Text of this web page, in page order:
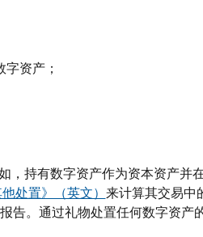
资产；
，持有数字资产作为资本资产并
处置》（英文） 来计算其交易中
告。通过礼物处置任何数字资产